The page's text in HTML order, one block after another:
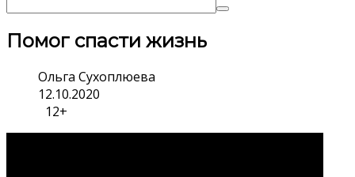
Помог спасти жизнь
Ольга Сухоплюева
12.10.2020
12+